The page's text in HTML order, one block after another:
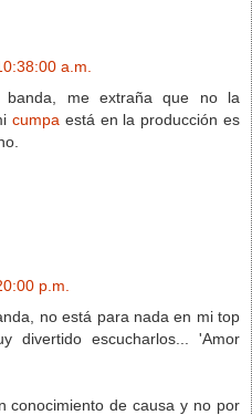
a.m.
banda, me extraña que no la
cumpa está en la producción es
p.m.
no está para nada en mi top
divertido escucharlos... 'Amor
conocimiento de causa y no por